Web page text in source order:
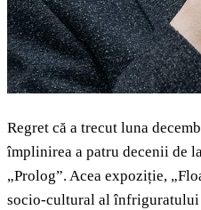
Regret că a trecut luna
împlinirea a patru decenii de
„Prolog”. Acea expoziție,
socio-cultural al înfriguratului